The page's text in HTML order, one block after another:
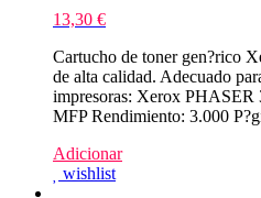
13,30 €
Cartucho de toner gen?rico
de alta calidad. Adecuado
impresoras: Xerox
MFP Rendimiento: 3.000
Adicionar
wishlist